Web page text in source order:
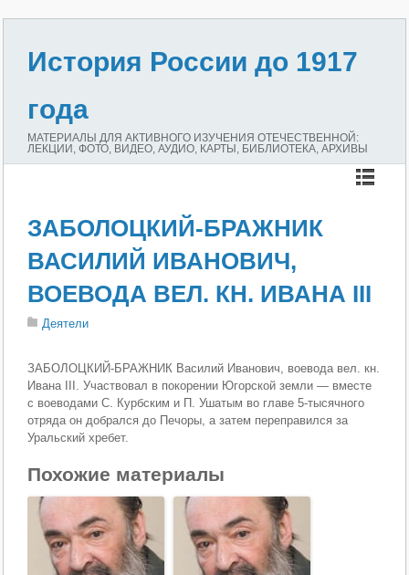
История России до 1917
года
МАТЕРИАЛЫ ДЛЯ АКТИВНОГО ИЗУЧЕНИЯ ОТЕЧЕСТВЕННОЙ:
ЛЕКЦИИ, ФОТО, ВИДЕО, АУДИО, КАРТЫ, БИБЛИОТЕКА, АРХИВЫ
ЗАБОЛОЦКИЙ-БРАЖНИК
ВАСИЛИЙ ИВАНОВИЧ,
ВОЕВОДА ВЕЛ. КН. ИВАНА III
Деятели
ЗАБОЛОЦКИЙ-БРАЖНИК Василий Иванович, воевода вел. кн.
Ивана III. Участвовал в покорении Югорской земли — вместе
с воеводами С. Курбским и П. Ушатым во главе 5-тысячного
отряда он добрался до Печоры, а затем переправился за
Уральский хребет.
Похожие материалы